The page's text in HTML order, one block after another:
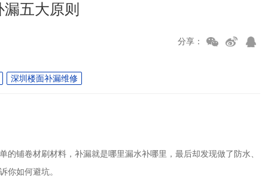
五大原则
分享：
深圳楼面补漏维修
的铺卷材刷材料，补漏就是哪里漏水补哪里，最后却发现做了防水、
你如何避坑。